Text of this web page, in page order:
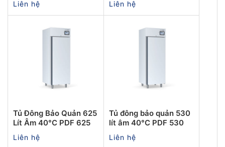
Liên hệ Liên hệ
Tủ Đông Bảo Quản 625
Lít Âm 40°C PDF 625
Liên hệ
Tủ đông bảo quản 530
lít âm 40°C PDF 530
Liên hệ